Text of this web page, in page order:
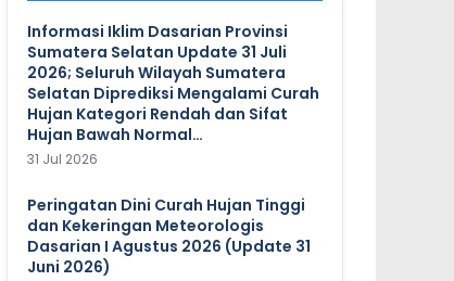
Informasi Iklim Dasarian Provinsi
Sumatera Selatan Update 31 Juli
2026; Seluruh Wilayah Sumatera
Selatan Diprediksi Mengalami Curah
Hujan Kategori Rendah dan Sifat
Hujan Bawah Normal…
31 Jul 2026
Peringatan Dini Curah Hujan Tinggi
dan Kekeringan Meteorologis
Dasarian I Agustus 2026 (Update 31
Juni 2026)